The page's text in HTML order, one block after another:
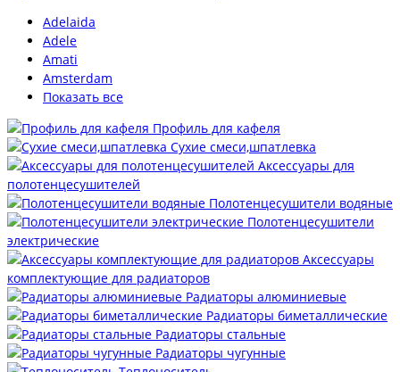
Adelaida
Adele
Amati
Amsterdam
Показать все
Профиль для кафеля
Сухие смеси,шпатлевка
Аксессуары для
полотенцесушителей
Полотенцесушители водяные
Полотенцесушители
электрические
Аксессуары
комплектующие для радиаторов
Радиаторы алюминиевые
Радиаторы биметаллические
Радиаторы стальные
Радиаторы чугунные